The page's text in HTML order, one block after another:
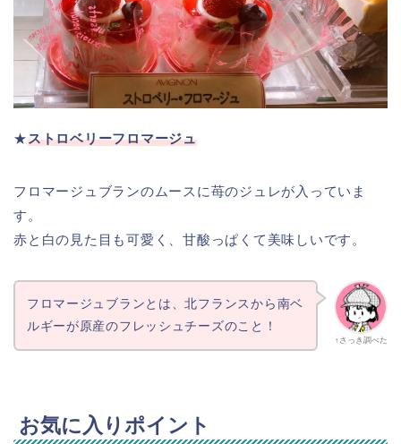
★ストロベリーフロマージュ
フロマージュブランのムースに苺のジュレが入っていま
す。
赤と白の見た目も可愛く、甘酸っぱくて美味しいです。
↑さっき調べた
フロマージュブランとは、北フランスから南ベ
ルギーが原産のフレッシュチーズのこと！
お気に入りポイント